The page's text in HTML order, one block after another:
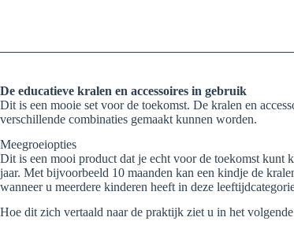
De educatieve kralen en accessoires in gebruik
Dit is een mooie set voor de toekomst. De kralen en
verschillende combinaties gemaakt kunnen worden.
Meegroeiopties
Dit is een mooi product dat je echt voor de toekomst
jaar. Met bijvoorbeeld 10 maanden kan een kindje de
wanneer u meerdere kinderen heeft in deze
Hoe dit zich vertaald naar de praktijk ziet u in het